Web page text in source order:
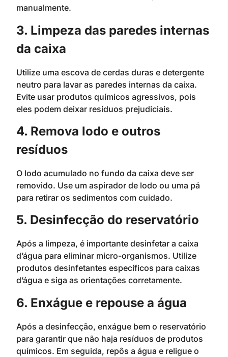
manualmente.
3. Limpeza das paredes internas
da caixa
Utilize uma escova de cerdas duras e detergente
neutro para lavar as paredes internas da caixa.
Evite usar produtos químicos agressivos, pois
eles podem deixar resíduos prejudiciais.
4. Remova lodo e outros
resíduos
O lodo acumulado no fundo da caixa deve ser
removido. Use um aspirador de lodo ou uma pá
para retirar os sedimentos com cuidado.
5. Desinfecção do reservatório
Após a limpeza, é importante desinfetar a caixa
d’água para eliminar micro-organismos. Utilize
produtos desinfetantes específicos para caixas
d’água e siga as orientações corretamente.
6. Enxágue e repouse a água
Após a desinfecção, enxágue bem o reservatório
para garantir que não haja resíduos de produtos
químicos. Em seguida, repôs a água e religue o